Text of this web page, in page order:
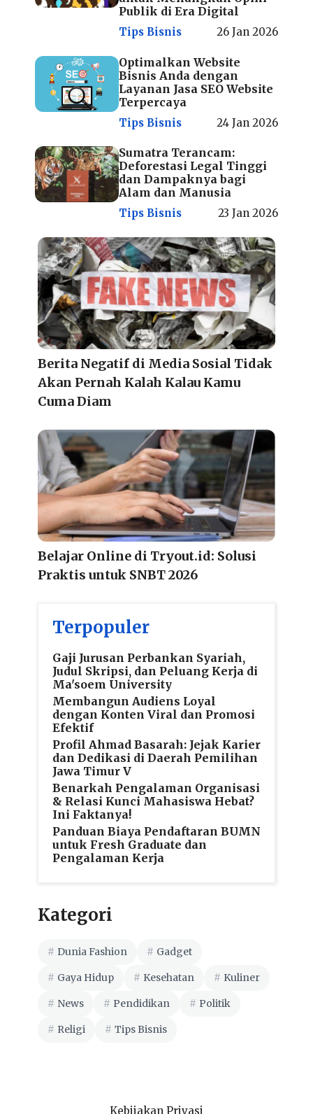
Publik di Era Digital
Tips Bisnis 26 Jan 2026
Optimalkan Website
Bisnis Anda dengan
Layanan Jasa SEO Website
Terpercaya
Tips Bisnis 24 Jan 2026
Sumatra Terancam:
Deforestasi Legal Tinggi
dan Dampaknya bagi
Alam dan Manusia
Tips Bisnis 23 Jan 2026
Berita Negatif di Media Sosial Tidak
Akan Pernah Kalah Kalau Kamu
Cuma Diam
Belajar Online di Tryout.id: Solusi
Praktis untuk SNBT 2026
Terpopuler
Gaji Jurusan Perbankan Syariah,
Judul Skripsi, dan Peluang Kerja di
Ma'soem University
Membangun Audiens Loyal
dengan Konten Viral dan Promosi
Efektif
Profil Ahmad Basarah: Jejak Karier
dan Dedikasi di Daerah Pemilihan
Jawa Timur V
Benarkah Pengalaman Organisasi
& Relasi Kunci Mahasiswa Hebat?
Ini Faktanya!
Panduan Biaya Pendaftaran BUMN
untuk Fresh Graduate dan
Pengalaman Kerja
Kategori
Dunia Fashion Gadget
Gaya Hidup Kesehatan Kuliner
News Pendidikan Politik
Religi Tips Bisnis
Kebijakan Privasi